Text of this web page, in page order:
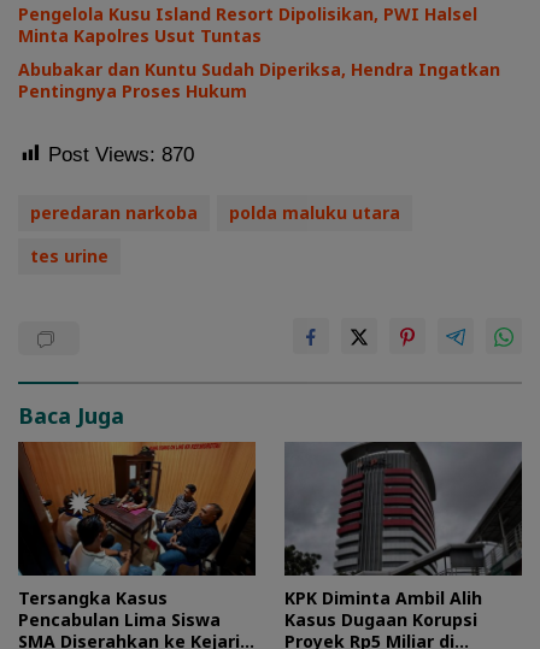
Pengelola Kusu Island Resort Dipolisikan, PWI Halsel
Minta Kapolres Usut Tuntas
Abubakar dan Kuntu Sudah Diperiksa, Hendra Ingatkan
Pentingnya Proses Hukum
Post Views: 870
peredaran narkoba
polda maluku utara
tes urine
Baca Juga
Tersangka Kasus
Pencabulan Lima Siswa
SMA Diserahkan ke Kejari
KPK Diminta Ambil Alih
Kasus Dugaan Korupsi
Proyek Rp5 Miliar di